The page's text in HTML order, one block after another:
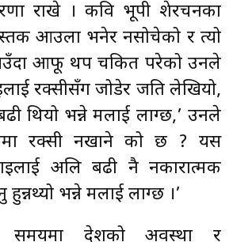
राखे । कवि भूपी शेरचनका
आउला भनेर नसोचेको र त्यो
आफू थप चकित परेको उनले
रक्सीसँग जोडेर जति लेखियो,
थियो भन्ने मलाई लाग्छ,’ उनले
रक्सी नखाने को छ ? यस
अलि बढी नै नकारात्मक
हुन्नथ्यो भन्ने मलाई लाग्छ ।’
समयमा देशको अवस्था र